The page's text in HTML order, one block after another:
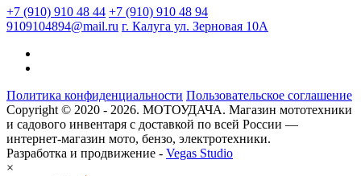
+7 (910) 910 48 44 +7 (910) 910 48 94
9109104894@mail.ru г. Калуга ул. Зерновая 10А
Политика конфиденциальности Пользовательское соглашение
Copyright © 2020 - 2026. МОТОУДАЧА. Магазин мототехники
и садового инвентаря с доставкой по всей России —
интернет-магазин мото, бензо, электротехники.
Разработка и продвижение - Vegas Studio
×